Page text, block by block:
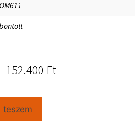
OM611
bontott
152.400 Ft
teszem